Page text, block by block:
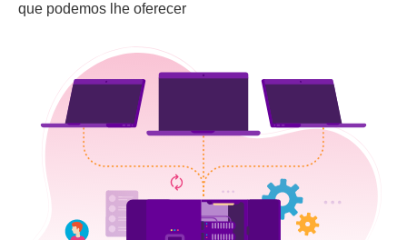
que podemos lhe oferecer